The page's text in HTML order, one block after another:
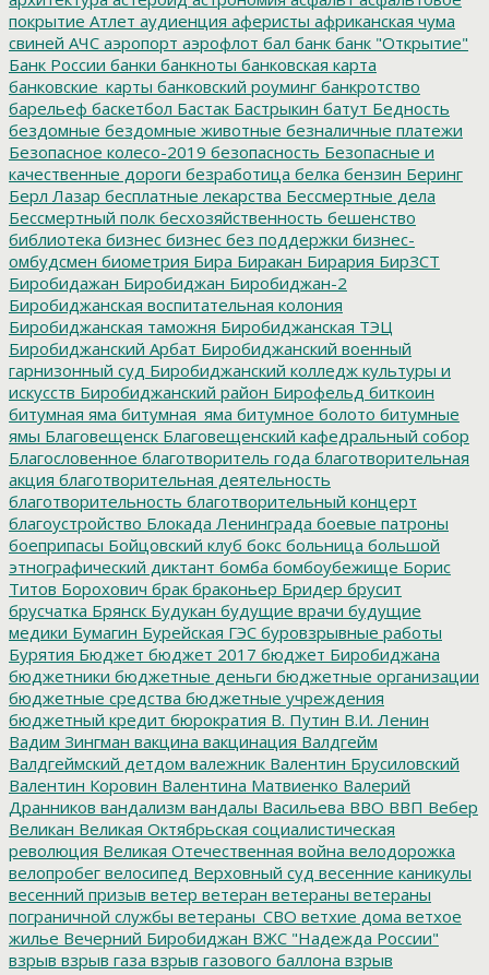
покрытие Атлет аудиенция аферисты африканская чума
свиней АЧС аэропорт аэрофлот бал банк банк "Открытие"
Банк России банки банкноты банковская карта
банковские_карты банковский роуминг банкротство
барельеф баскетбол Бастак Бастрыкин батут Бедность
бездомные бездомные животные безналичные платежи
Безопасное колесо-2019 безопасность Безопасные и
качественные дороги безработица белка бензин Беринг
Берл Лазар бесплатные лекарства Бессмертные дела
Бессмертный полк бесхозяйственность бешенство
библиотека бизнес бизнес без поддержки бизнес-
омбудсмен биометрия Бира Биракан Бирария БирЗСТ
Биробидажан Биробиджан Биробиджан-2
Биробиджанская воспитательная колония
Биробиджанская таможня Биробиджанская ТЭЦ
Биробиджанский Арбат Биробиджанский военный
гарнизонный суд Биробиджанский колледж культуры и
искусств Биробиджанский район Бирофельд биткоин
битумная яма битумная_яма битумное болото битумные
ямы Благовещенск Благовещенский кафедральный собор
Благословенное благотворитель года благотворительная
акция благотворительная деятельность
благотворительность благотворительный концерт
благоустройство Блокада Ленинграда боевые патроны
боеприпасы Бойцовский клуб бокс больница большой
этнографический диктант бомба бомбоубежище Борис
Титов Борохович брак браконьер Бридер брусит
брусчатка Брянск Будукан будущие врачи будущие
медики Бумагин Бурейская ГЭС буровзрывные работы
Бурятия Бюджет бюджет 2017 бюджет Биробиджана
бюджетники бюджетные деньги бюджетные организации
бюджетные средства бюджетные учреждения
бюджетный кредит бюрократия В. Путин В.И. Ленин
Вадим Зингман вакцина вакцинация Валдгейм
Валдгеймский детдом валежник Валентин Брусиловский
Валентин Коровин Валентина Матвиенко Валерий
Дранников вандализм вандалы Васильева ВВО ВВП Вебер
Великан Великая Октябрьская социалистическая
революция Великая Отечественная война велодорожка
велопробег велосипед Верховный суд весенние каникулы
весенний призыв ветер ветеран ветераны ветераны
пограничной службы ветераны_СВО ветхие дома ветхое
жилье Вечерний Биробиджан ВЖС "Надежда России"
взрыв взрыв газа взрыв газового баллона взрыв